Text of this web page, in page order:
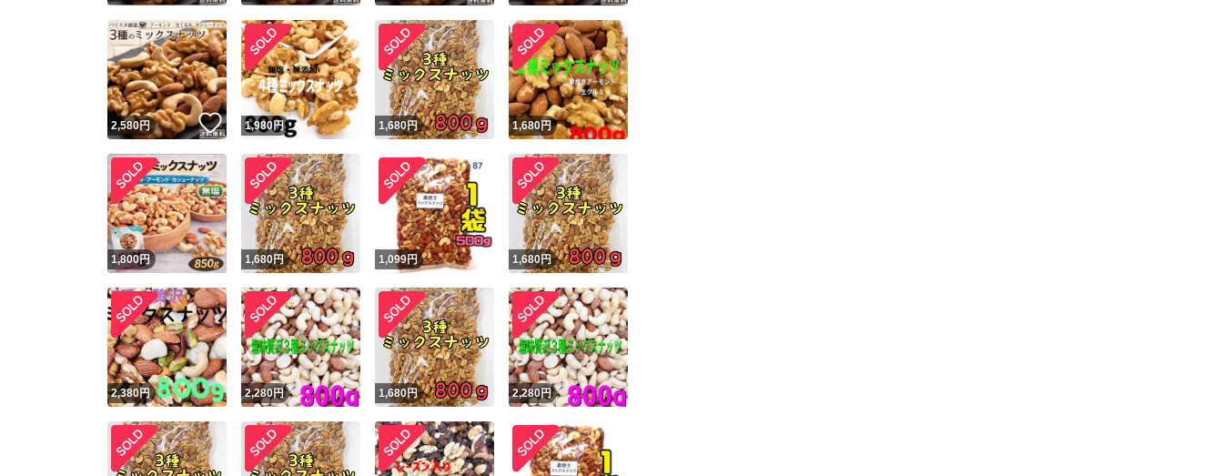
2,580円 いいね！
1,980円 1,680円 1,680円
1,800円 1,680円 1,099円 1,680円
2,380円 2,280円 1,680円 2,280円